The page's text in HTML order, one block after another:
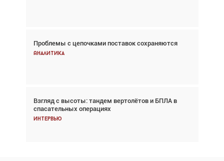
Проблемы с цепочками поставок сохраняются
Аналитика
Взгляд с высоты: тандем вертолётов и БПЛА в
спасательных операциях
Интервью
Впервые с 2024 года глобальный трафик
снижается три недели подряд
Частный самолёт – это актив. Подходите к
покупке соответствующим образом
Интервью